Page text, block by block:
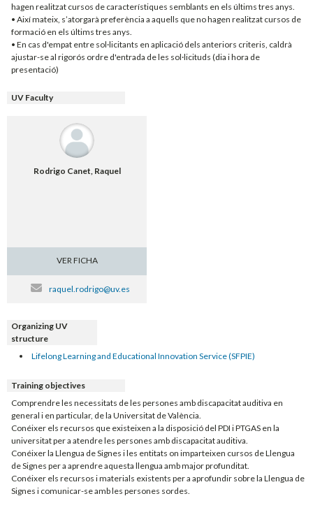
hagen realitzat cursos de característiques semblants en els últims tres anys.
• Així mateix, s’atorgarà preferència a aquells que no hagen realitzat cursos de
formació en els últims tres anys.
• En cas d'empat entre sol·licitants en aplicació dels anteriors criteris, caldrà
ajustar-se al rigorós ordre d'entrada de les sol·licituds (dia i hora de
presentació)
UV Faculty
Rodrigo Canet, Raquel
VER FICHA
raquel.rodrigo@uv.es
Organizing UV
structure
Lifelong Learning and Educational Innovation Service (SFPIE)
Training objectives
Comprendre les necessitats de les persones amb discapacitat auditiva en
general i en particular, de la Universitat de València.
Conéixer els recursos que existeixen a la disposició del PDI i PTGAS en la
universitat per a atendre les persones amb discapacitat auditiva.
Conéixer la Llengua de Signes i les entitats on imparteixen cursos de Llengua
de Signes per a aprendre aquesta llengua amb major profunditat.
Conéixer els recursos i materials existents per a aprofundir sobre la Llengua de
Signes i comunicar-se amb les persones sordes.